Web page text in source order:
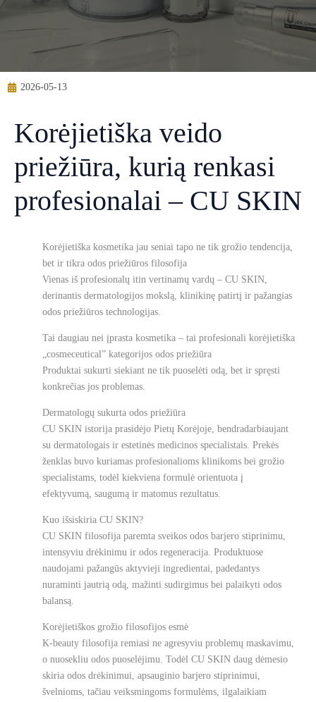
2026-05-13
Korėjietiška veido
priežiūra, kurią renkasi
profesionalai – CU SKIN
Korėjietiška kosmetika jau seniai tapo ne tik grožio tendencija,
bet ir tikra odos priežiūros filosofija
Vienas iš profesionalų itin vertinamų vardų – CU SKIN,
derinantis dermatologijos mokslą, klinikinę patirtį ir pažangias
odos priežiūros technologijas.
Tai daugiau nei įprasta kosmetika – tai profesionali korėjietiška
„cosmeceutical” kategorijos odos priežiūra
Produktai sukurti siekiant ne tik puoselėti odą, bet ir spręsti
konkrečias jos problemas.
Dermatologų sukurta odos priežiūra
CU SKIN istorija prasidėjo Pietų Korėjoje, bendradarbiaujant
su dermatologais ir estetinės medicinos specialistais. Prekės
ženklas buvo kuriamas profesionalioms klinikoms bei grožio
specialistams, todėl kiekviena formulė orientuota į
efektyvumą, saugumą ir matomus rezultatus.
Kuo išsiskiria CU SKIN?
CU SKIN filosofija paremta sveikos odos barjero stiprinimu,
intensyviu drėkinimu ir odos regeneracija. Produktuose
naudojami pažangūs aktyvieji ingredientai, padedantys
nuraminti jautrią odą, mažinti sudirgimus bei palaikyti odos
balansą.
Korėjietiškos grožio filosofijos esmė
K-beauty filosofija remiasi ne agresyviu problemų maskavimu,
o nuosekliu odos puoselėjimu. Todėl CU SKIN daug dėmesio
skiria odos drėkinimui, apsauginio barjero stiprinimui,
švelnioms, tačiau veiksmingoms formulėms, ilgalaikiam